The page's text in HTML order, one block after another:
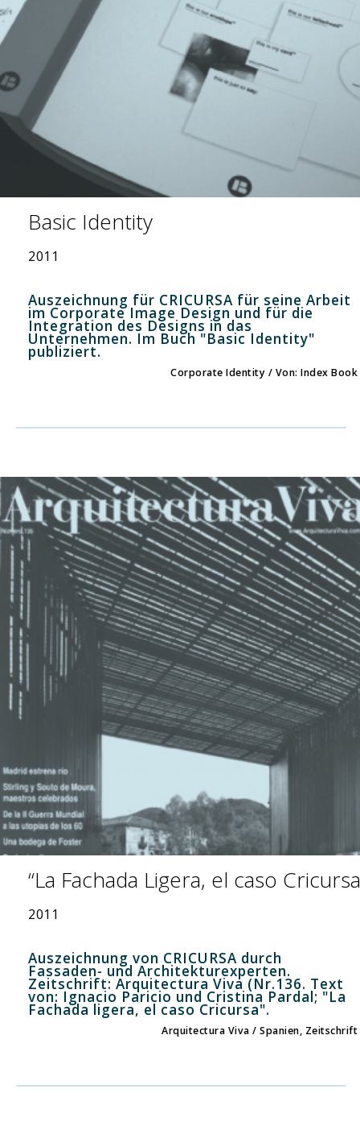
Basic Identity
2011
Auszeichnung für CRICURSA für seine Arbeit
im Corporate Image Design und für die
Integration des Designs in das
Unternehmen. Im Buch "Basic Identity"
publiziert.
Corporate Identity / Von: Index Book
“La Fachada Ligera, el caso
2011
Auszeichnung von CRICURSA durch
Fassaden- und Architekturexperten.
Zeitschrift: Arquitectura Viva (Nr.136. Text
von: Ignacio Paricio und Cristina Pardal; "La
Fachada ligera, el caso Cricursa".
Arquitectura Viva / Spanien, Zeitschrift